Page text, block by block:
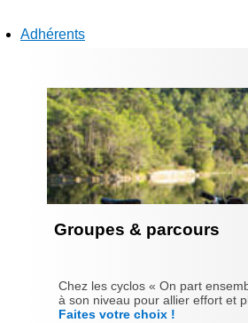
Adhérents
Groupes & parcours
Chez les cyclos « On part
à son niveau pour allier effort et
Faites votre choix !